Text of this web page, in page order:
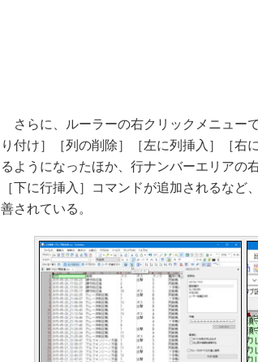
さらに、ルーラーの右クリックメニュー
り付け］［列の削除］［左に列挿入］［右
るようになったほか、行ナンバーエリアの
［下に行挿入］コマンドが追加されるな
善されている。